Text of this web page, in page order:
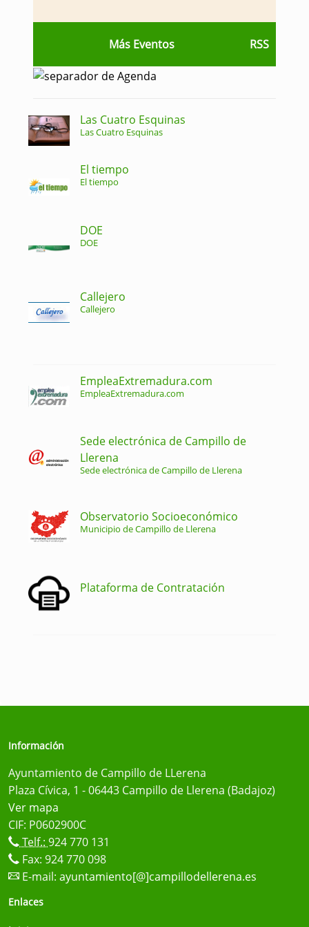
Más Eventos RSS
Las Cuatro Esquinas
Las Cuatro Esquinas
El tiempo
El tiempo
DOE
DOE
Callejero
Callejero
EmpleaExtremadura.com
EmpleaExtremadura.com
Sede electrónica de Campillo de
Llerena
Sede electrónica de Campillo de Llerena
Observatorio Socioeconómico
Municipio de Campillo de Llerena
Plataforma de Contratación
Información
Ayuntamiento de Campillo de LLerena
Plaza Cívica, 1 - 06443 Campillo de Llerena (Badajoz)
Ver mapa
CIF: P0602900C
Telf.: 924 770 131
Fax: 924 770 098
E-mail: ayuntamiento[@]campillodellerena.es
Enlaces